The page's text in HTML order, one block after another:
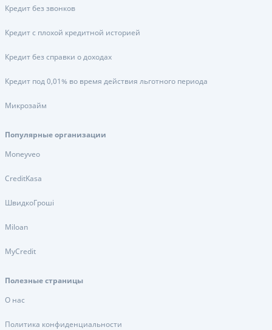
Кредит без звонков
Кредит с плохой кредитной историей
Кредит без справки о доходах
Кредит под 0,01% во время действия льготного периода
Микрозайм
Популярные организации
Moneyveo
CreditKasa
ШвидкоГроші
Miloan
MyCredit
Полезные страницы
О нас
Политика конфиденциальности